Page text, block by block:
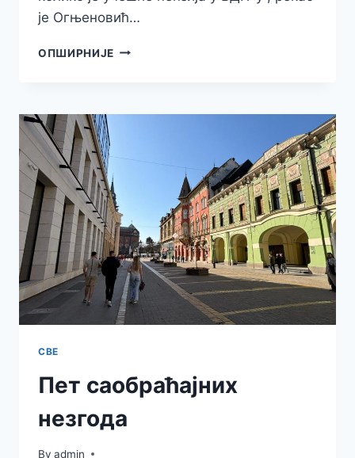
је Огњеновић…
ОПШИРНИЈЕ НОВО
КРАЈА
СВЕ
Пет саобраћајних
незгода
By admin